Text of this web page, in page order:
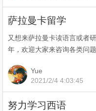
萨拉曼卡留学
又想来萨拉曼卡读语言或者
年，欢迎大家来咨询各类问
Yue
2021/2/4 4:03:45
努力学习西语